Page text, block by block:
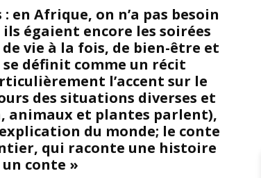
en Afrique, on n’a pas besoin
égaient encore les soirées
vie à la fois, de bien-être et
se définit comme un récit
l’accent sur le
des situations diverses et
animaux et plantes parlent),
du monde; le conte
qui raconte une histoire
conte »